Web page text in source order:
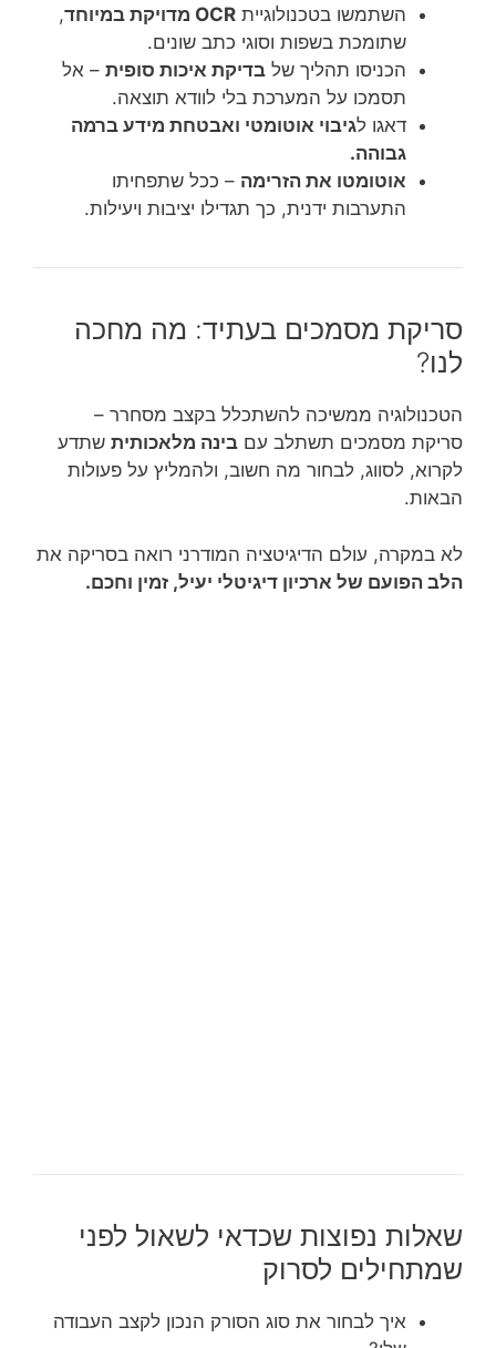
השתמשו בטכנולוגיית OCR מדויקת במיוחד
,
שתומכת בשפות וסוגי כתב שונים.
הכניסו תהליך של בדיקת איכות סופית – אל
תסמכו על המערכת בלי לוודא תוצאה.
דאגו לגיבוי אוטומטי ואבטחת מידע ברמה
גבוהה.
אוטומטו את הזרימה – ככל שתפחיתו
התערבות ידנית, כך תגדילו יציבות ויעילות.
סריקת מסמכים בעתיד: מה מחכה
לנו?
הטכנולוגיה ממשיכה להשתכלל בקצב מסחרר –
סריקת מסמכים תשתלב עם בינה מלאכותית שתדע
לקרוא, לסווג, לבחור מה חשוב, ולהמליץ על פעולות
הבאות.
לא במקרה, עולם הדיגיטציה המודרני רואה בסריקה את
הלב הפועם של ארכיון דיגיטלי יעיל, זמין וחכם.
שאלות נפוצות שכדאי לשאול לפני
שמתחילים לסרוק
איך לבחור את סוג הסורק הנכון לקצב העבודה